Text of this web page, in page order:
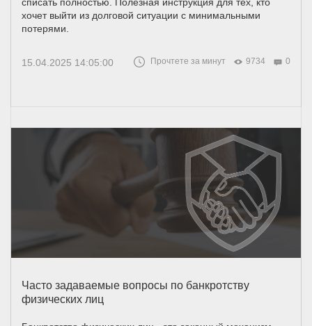
списать полностью. Полезная инструкция для тех, кто
хочет выйти из долговой ситуации с минимальными
потерями.
15.04.2025 14:05:00 Прочтете за минут 9734 0
Часто задаваемые вопросы по банкротству
физических лиц